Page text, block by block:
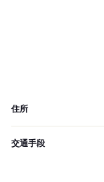
住所
交通手段